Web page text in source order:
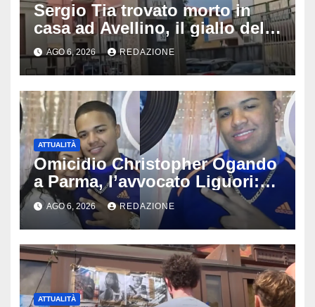
Sergio Tia trovato morto in
casa ad Avellino, il giallo della
porta socchiusa: disposta
l’autopsia
AGO 6, 2026 REDAZIONE
ATTUALITÀ
Omicidio Christopher Ogando
a Parma, l’avvocato Liguori:
«Ogni elemento va
approfondito fino in fondo»,
migliaia di chat al vaglio degli
investigatori
AGO 6, 2026 REDAZIONE
ATTUALITÀ